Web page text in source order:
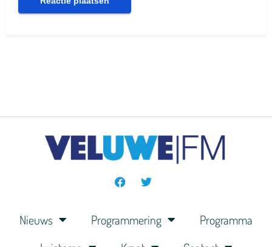
Nieuws Programmering
Programma